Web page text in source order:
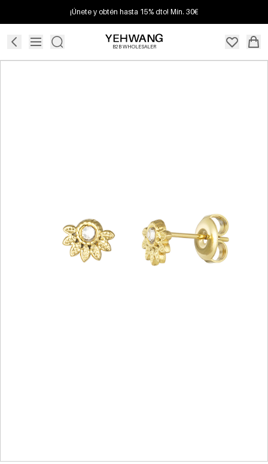
¡Únete y obtén hasta 15% dto! Mín. 30€
B2B WHOLESALER